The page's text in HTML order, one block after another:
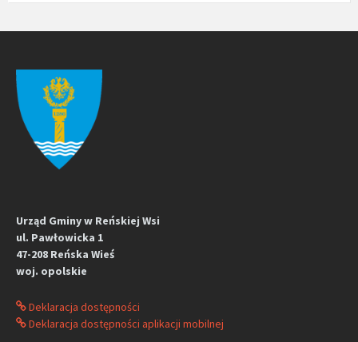
Urząd Gminy w Reńskiej Wsi
ul. Pawłowicka 1
47-208 Reńska Wieś
woj. opolskie
Deklaracja dostępności
Deklaracja dostępności aplikacji mobilnej